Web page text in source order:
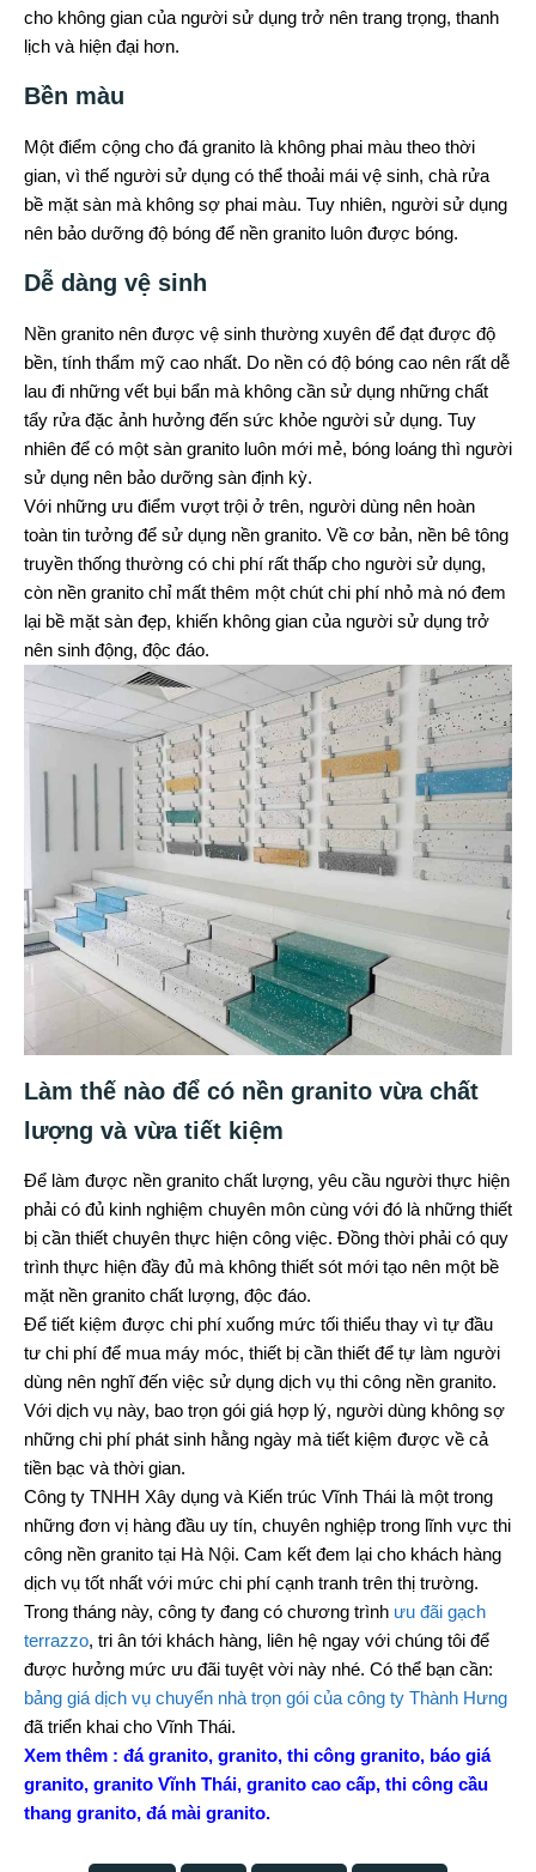
cho không gian của người sử dụng trở nên trang trọng, thanh
lịch và hiện đại hơn.
Bền màu
Một điểm cộng cho đá granito là không phai màu theo thời
gian, vì thế người sử dụng có thể thoải mái vệ sinh, chà rửa
bề mặt sàn mà không sợ phai màu. Tuy nhiên, người sử dụng
nên bảo dưỡng độ bóng để nền granito luôn được bóng.
Dễ dàng vệ sinh
Nền granito nên được vệ sinh thường xuyên để đạt được độ
bền, tính thẩm mỹ cao nhất. Do nền có độ bóng cao nên rất dễ
lau đi những vết bụi bẩn mà không cần sử dụng những chất
tẩy rửa đặc ảnh hưởng đến sức khỏe người sử dụng. Tuy
nhiên để có một sàn granito luôn mới mẻ, bóng loáng thì người
sử dụng nên bảo dưỡng sàn định kỳ.
Với những ưu điểm vượt trội ở trên, người dùng nên hoàn
toàn tin tưởng để sử dụng nền granito. Về cơ bản, nền bê tông
truyền thống thường có chi phí rất thấp cho người sử dụng,
còn nền granito chỉ mất thêm một chút chi phí nhỏ mà nó đem
lại bề mặt sàn đẹp, khiến không gian của người sử dụng trở
nên sinh động, độc đáo.
Làm thế nào để có nền granito vừa chất
lượng và vừa tiết kiệm
Để làm được nền granito chất lượng, yêu cầu người thực hiện
phải có đủ kinh nghiệm chuyên môn cùng với đó là những thiết
bị cần thiết chuyên thực hiện công việc. Đồng thời phải có quy
trình thực hiện đầy đủ mà không thiết sót mới tạo nên một bề
mặt nền granito chất lượng, độc đáo.
Để tiết kiệm được chi phí xuống mức tối thiểu thay vì tự đầu
tư chi phí để mua máy móc, thiết bị cần thiết để tự làm người
dùng nên nghĩ đến việc sử dụng dịch vụ thi công nền granito.
Với dịch vụ này, bao trọn gói giá hợp lý, người dùng không sợ
những chi phí phát sinh hằng ngày mà tiết kiệm được về cả
tiền bạc và thời gian.
Công ty TNHH Xây dụng và Kiến trúc Vĩnh Thái là một trong
những đơn vị hàng đầu uy tín, chuyên nghiệp trong lĩnh vực thi
công nền granito tại Hà Nội. Cam kết đem lại cho khách hàng
dịch vụ tốt nhất với mức chi phí cạnh tranh trên thị trường.
Trong tháng này, công ty đang có chương trình ưu đãi gạch
terrazzo, tri ân tới khách hàng, liên hệ ngay với chúng tôi để
được hưởng mức ưu đãi tuyệt vời này nhé. Có thể bạn cần:
bảng giá dịch vụ chuyển nhà trọn gói của công ty Thành Hưng
đã triển khai cho Vĩnh Thái.
Xem thêm : đá granito, granito, thi công granito, báo giá
granito, granito Vĩnh Thái, granito cao cấp, thi công cầu
thang granito, đá mài granito.